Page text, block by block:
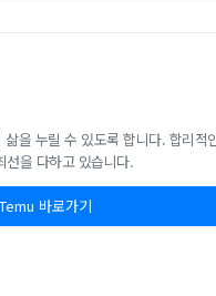
을 누릴 수 있도록 합니다. 합리적
선을 다하고 있습니다.
Temu 바로가기